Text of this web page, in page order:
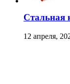
Стальная
12 апреля,